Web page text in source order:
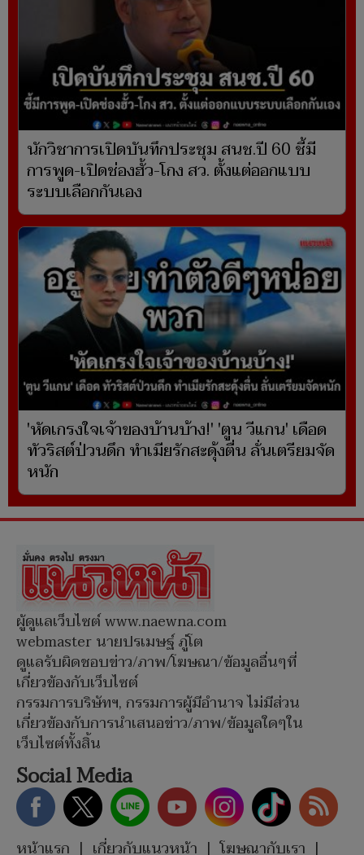
นักวิชาการเปิดบันทึกประชุม สนช.ปี 60 ชี้มี
การพูด-เปิดช่องฮั้ว-โกง สว. ตั้งแต่ออกแบบ
ระบบเลือกกันเอง
'หัดเกรงใจเจ้าของบ้านบ้าง!' 'ตูน วีแกน' เดือด
ทัวริสต์ป่วนดึก ทำเมียรักสะดุ้งตื่น ลั่นเตรียมจัด
หนัก
ผู้ดูแลเว็บไซต์ www.naewna.com
webmaster นายปรเมษฐ์ ภู่โต
ดูแลรับผิดชอบข่าว/ภาพ/โฆษณา/ข้อมูลอื่นๆที่
เกี่ยวข้องกับเว็บไซต์
กรรมการบริษัทฯ, กรรมการผู้มีอำนาจ ไม่มีส่วน
เกี่ยวข้องกับการนำเสนอข่าว/ภาพ/ข้อมูลใดๆใน
เว็บไซต์ทั้งสิ้น
Social Media
หน้าแรก | เกี่ยวกับแนวหน้า | โฆษณากับเรา |